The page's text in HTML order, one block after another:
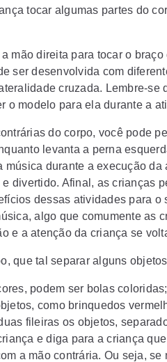
tocar algumas partes do
mão direita para tocar o
ser desenvolvida com
cruzada. Lembre-se
o modelo para ela durante a
do corpo, você pode
levanta a perna
música durante a execução da
divertido. Afinal, as crianças
dessas atividades para o
algo que comumente as
e a atenção da criança se
que tal separar alguns
podem ser bolas
como brinquedos
fileiras os objetos,
e diga para a criança
a mão contrária. Ou seja, se